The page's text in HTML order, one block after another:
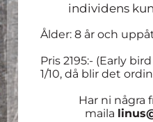
individens
Ålder: 8 år och
Pris 2195:- (Early
1/10, då blir det
Har ni några
maila